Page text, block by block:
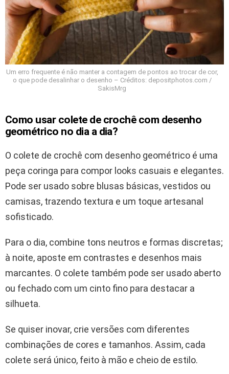
Um erro frequente é não manter a contagem de pontos ao trocar de cor,
o que pode desalinhar o desenho – Créditos: depositphotos.com /
SakisMrg
Como usar colete de crochê com desenho
geométrico no dia a dia?
O colete de crochê com desenho geométrico é uma
peça coringa para compor looks casuais e elegantes.
Pode ser usado sobre blusas básicas, vestidos ou
camisas, trazendo textura e um toque artesanal
sofisticado.
Para o dia, combine tons neutros e formas discretas;
à noite, aposte em contrastes e desenhos mais
marcantes. O colete também pode ser usado aberto
ou fechado com um cinto fino para destacar a
silhueta.
Se quiser inovar, crie versões com diferentes
combinações de cores e tamanhos. Assim, cada
colete será único, feito à mão e cheio de estilo.